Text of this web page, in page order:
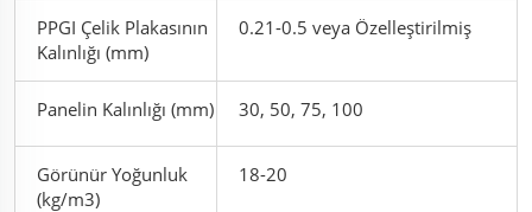
PPGI Çelik Plakasının
Kalınlığı (mm)
0.21-0.5 veya Özelleştirilmiş
Panelin Kalınlığı (mm) 30, 50, 75, 100
Görünür Yoğunluk
(kg/m3)
18-20